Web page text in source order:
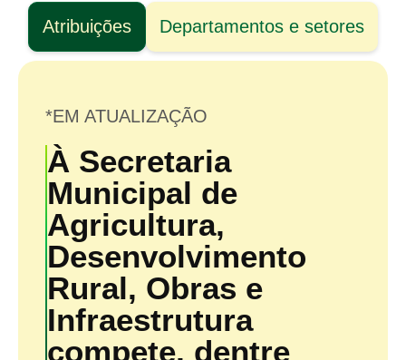
Atribuições Departamentos e setores
*EM ATUALIZAÇÃO
À Secretaria
Municipal de
Agricultura,
Desenvolvimento
Rural, Obras e
Infraestrutura
compete, dentre